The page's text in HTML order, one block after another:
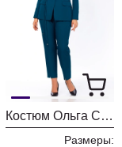
Костюм Ольга Стиль С1047 морская волна
Размеры: